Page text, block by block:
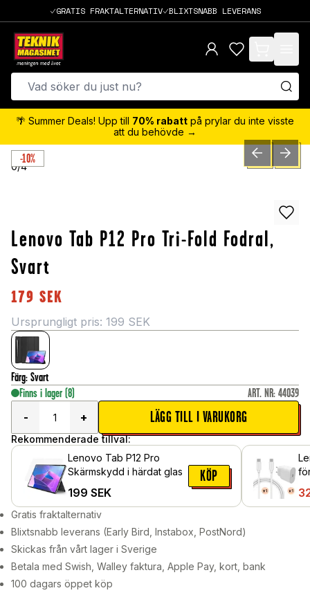
GRATIS FRAKTALTERNATIV BLIXTSNABB LEVERANS
items in cart,
🌴 Summer Deals! Upp till 70% rabatt på prylar du inte visste
att du behövde →
-10%
0/4 PREVIOUSNEXT
Lenovo Tab P12 Pro Tri-Fold Fodral,
Svart
179 SEK
Ursprungligt pris: 199 SEK
Färg: Svart
Finns i lager (8) ART. NR: 44039
-
+ LÄGG TILL I VARUKORG
Rekommenderade tillval:
Lenovo Tab P12 Pro
Skärmskydd i härdat glas
199 SEK
KÖP
Vit
Gratis fraktalternativ
Blixtsnabb leverans (Early Bird, Instabox, PostNord)
Skickas från vårt lager i Sverige
Betala med Swish, Walley faktura, Apple Pay, kort, bank
100 dagars öppet köp